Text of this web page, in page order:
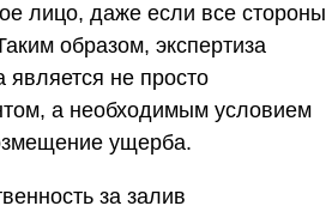
лицо, даже если все стороны
образом, экспертиза
является не просто
а необходимым условием
ущерба.
за залив